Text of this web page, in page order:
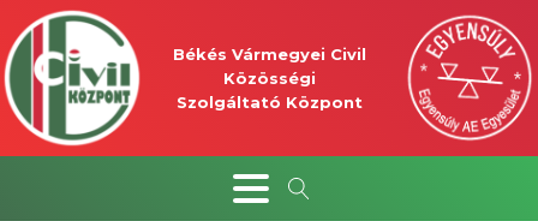
Békés Vármegyei Civil
Közösségi
Szolgáltató Központ